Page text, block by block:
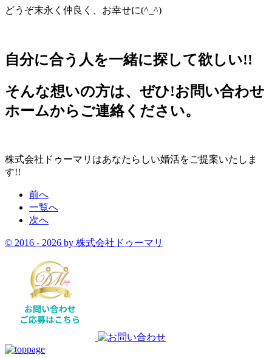
どうぞ末永く仲良く、お幸せに(^_^)
自分に合う人を一緒に探して欲しい!!
そんな想いの方は、ぜひ!お問い合わせ
ホームからご連絡ください。
株式会社ドゥーマリはあなたらしい婚活をご提案いたしま
す!!
前へ
一覧へ
次へ
© 2016 - 2026 by 株式会社ドゥーマリ